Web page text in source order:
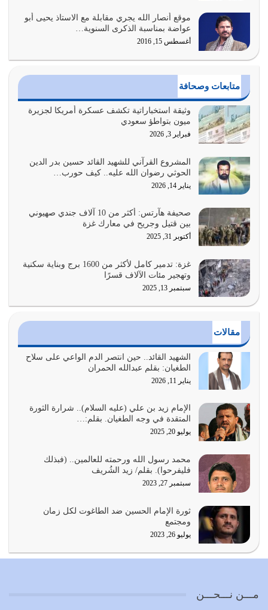
أولياء الشيطان كلما كانوا أكثر ولاءً وطاعة للشيطان كلما كانوا
أكثر ضعفاً
يوليو 30, 2026
وعد الله تعالى من يُقتل في سبيله بالحياة الأبدية والرزق
والاستبشار والنجاة والخلود في…
يوليو 29, 2026
القرآن الكريم هو أهم مصدر لمعرفة رسول الله معرفة سيرته
معرفة شخصيته معرفة عظمته
هل نحن من الصالحين؟ قيِّم نفسك هنا اترك القرآن على أصله
وأعرض نفسك، وأعرض ما لديك على…
يوليو 27, 2026
عندما يكون عدوك هو عدو الله معناه أن تكون نقاط الضعف
فيه كثيرة وسينصرك الله عليه إذا…
يوليو 26, 2026
أراد الله لهذه الأمة ان تكون خير امة أخرجت للناس بالنهوض
الدين الذي شرعه الله لا يجوز أن يخضع لآرائنا وأهوائنا
واجتهاداتنا لأننا سنختلف ونتفرق
يوليو 24, 2026
أمة عاجزة عن النهوض…
يوليو 23, 2026
بحبل الله جميعاً وليس كل…
يوليو 22, 2026
يشاء ويذل من يشاء
يوليو 21, 2026
{إِنَّ الدِّينَ عِنْدَ اللَّهِ الْإسْلامُ} الدين الذي شرعه الله للناس في
موقع أنصار الله يجري مقابلة مع الاستاذ يحيى أبو
عواضة بمناسبة الذكرى السنوية…
أغسطس 15, 2016
متابعات وصحافة
وثيقة استخباراتية تكشف عسكرة أمريكا لجزيرة
ميون بتواطؤ سعودي
فبراير 3, 2026
المشروع القرآني للشهيد القائد حسين بدر الدين
الحوثي رضوان الله عليه.. كيف حورب…
يناير 14, 2026
صحيفة هآرتس: أكثر من 10 آلاف جندي صهيوني
بين قتيل وجريح في معارك غزة
أكتوبر 31, 2025
غزة: تدمير كامل لأكثر من 1600 برج وبناية سكنية
وتهجير مئات الآلاف قسرًا
سبتمبر 13, 2025
مقالات
الشهيد القائد.. حين انتصر الدم الواعي على سلاح
الطغيان: بقلم عبدالله الحمران
يناير 11, 2026
الإمام زيد بن علي (عليه السلام).. شرارة الثورة
المتقدة في وجه الطغيان. بقلم:…
يوليو 20, 2025
محمد رسول الله ورحمته للعالمين.. (فبذلك
فليفرحوا). بقلم/ زيد الشُريف
سبتمبر 27, 2023
ثورة الإمام الحسين ضد الطاغوت لكل زمان
ومجتمع
يوليو 26, 2023
مـــن نـــحـــن